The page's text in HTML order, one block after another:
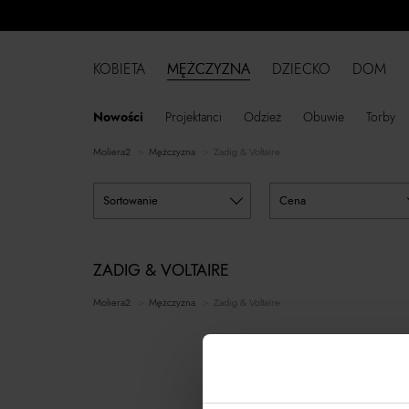
KOBIETA MĘŻCZYZNA
Nowości Projektanci Odzież Obuwie Torby
DZIECKO DOM
moliera2 mężczyzna Zadig & Voltaire
sortowanie cena
ZADIG & VOLTAIRE
moliera2 mężczyzna Zadig & Voltaire